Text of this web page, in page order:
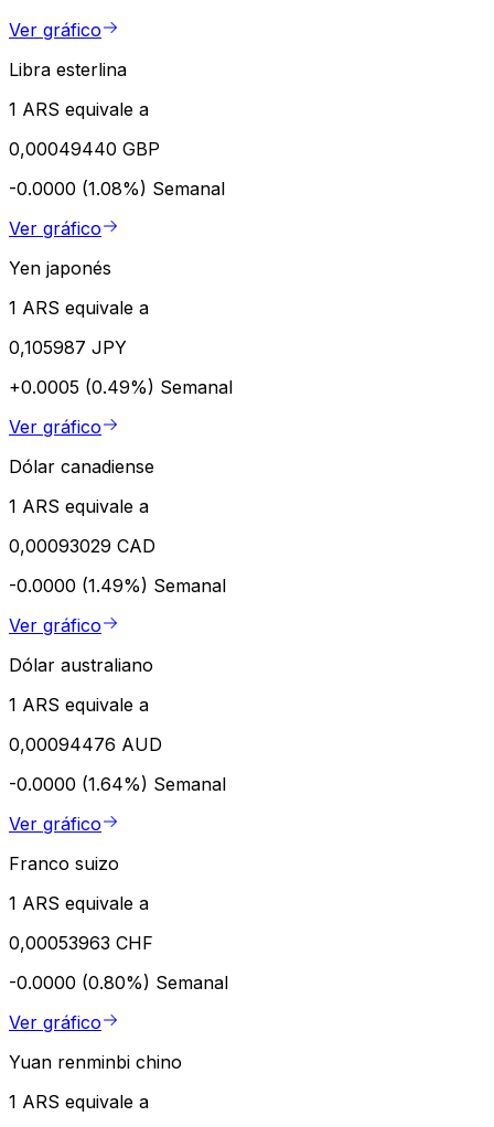
Ver gráfico
Libra esterlina
1 ARS equivale a
0,00049440 GBP
-0.0000 (1.08%) Semanal
Ver gráfico
Yen japonés
1 ARS equivale a
0,105987 JPY
+0.0005 (0.49%) Semanal
Ver gráfico
Dólar canadiense
1 ARS equivale a
0,00093029 CAD
-0.0000 (1.49%) Semanal
Ver gráfico
Dólar australiano
1 ARS equivale a
0,00094476 AUD
-0.0000 (1.64%) Semanal
Ver gráfico
Franco suizo
1 ARS equivale a
0,00053963 CHF
-0.0000 (0.80%) Semanal
Ver gráfico
Yuan renminbi chino
1 ARS equivale a